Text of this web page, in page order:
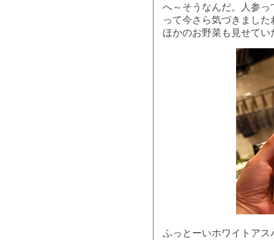
へ～そうなんだ。人参
って今さら気づきました
ほかのお野菜も見せて
ふっとーいホワイトア